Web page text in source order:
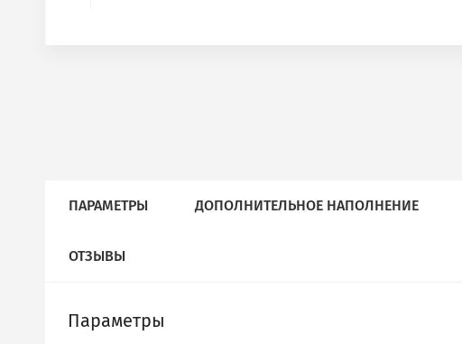
ПАРАМЕТРЫ ДОПОЛНИТЕЛЬНОЕ НАПОЛНЕНИЕ
ОТЗЫВЫ
Параметры